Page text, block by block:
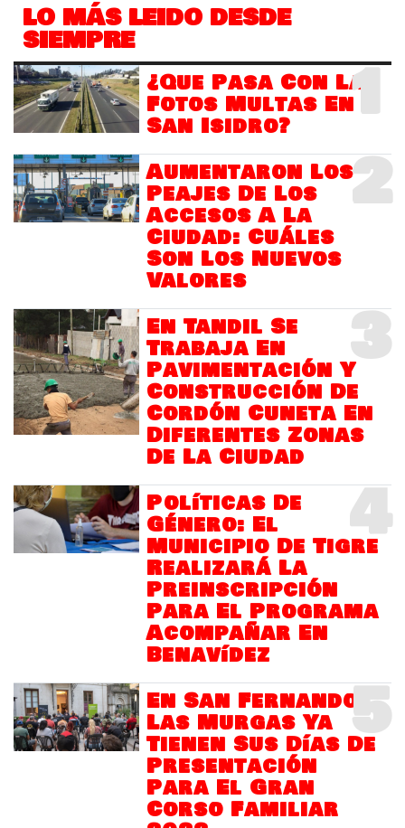
LO MÁS LEIDO DESDE
SIEMPRE
1
¿Que Pasa Con Las
Fotos Multas En
San Isidro?
2
Aumentaron Los
Peajes De Los
Accesos A La
Ciudad: Cuáles
Son Los Nuevos
Valores
3
En Tandil Se
Trabaja En
Pavimentación Y
Construcción De
Cordón Cuneta En
Diferentes Zonas
De La Ciudad
4
Políticas De
Género: El
Municipio De Tigre
Realizará La
Preinscripción
Para El Programa
Acompañar En
Benavídez
5
En San Fernando
Las Murgas Ya
Tienen Sus Días De
Presentación
Para El Gran
Corso Familiar